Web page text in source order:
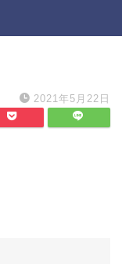
2021年5月22日